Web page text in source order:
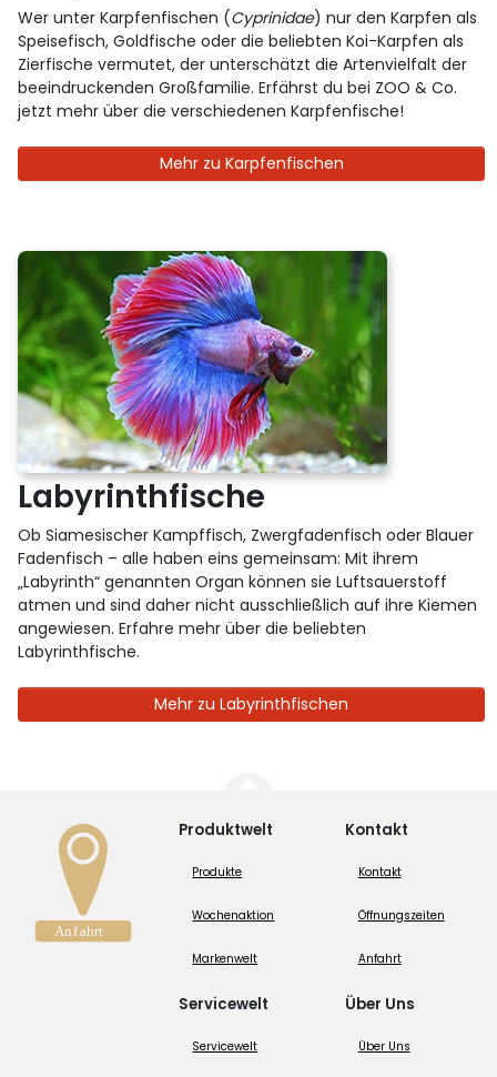
Wer unter Karpfenfischen (Cyprinidae) nur den Karpfen als
Speisefisch, Goldfische oder die beliebten Koi-Karpfen als
Zierfische vermutet, der unterschätzt die Artenvielfalt der
beeindruckenden Großfamilie. Erfährst du bei ZOO & Co.
jetzt mehr über die verschiedenen Karpfenfische!
Mehr zu Karpfenfischen
Labyrinthfische
Ob Siamesischer Kampffisch, Zwergfadenfisch oder Blauer
Fadenfisch – alle haben eins gemeinsam: Mit ihrem
„Labyrinth“ genannten Organ können sie Luftsauerstoff
atmen und sind daher nicht ausschließlich auf ihre Kiemen
angewiesen. Erfahre mehr über die beliebten
Labyrinthfische.
Mehr zu Labyrinthfischen
Produktwelt
Produkte
Wochenaktion
Markenwelt
Servicewelt
Servicewelt
Kontakt
Kontakt
Öffnungszeiten
Anfahrt
Über Uns
Über Uns